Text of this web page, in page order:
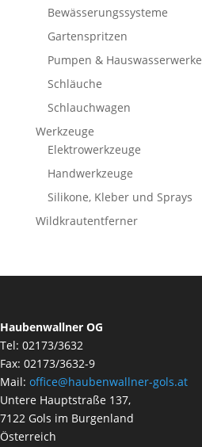
Bewässerungssysteme
Gartenspritzen
Pumpen & Hauswasserwerke
Schläuche
Schlauchwagen
Werkzeuge
Elektrowerkzeuge
Handwerkzeuge
Silikone, Kleber und Sprays
Wildkrautentferner
Haubenwallner OG
Tel: 02173/3632
Fax: 02173/3632-9
Mail: office@haubenwallner-gols.at
Untere Hauptstraße 137,
7122 Gols im Burgenland
Österreich